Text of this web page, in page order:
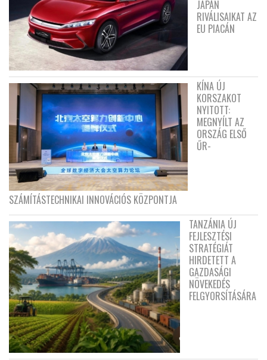
JAPÁN
RIVÁLISAIKAT AZ
EU PIACÁN
KÍNA ÚJ
KORSZAKOT
NYITOTT:
MEGNYÍLT AZ
ORSZÁG ELSŐ
ŰR-
SZÁMÍTÁSTECHNIKAI INNOVÁCIÓS KÖZPONTJA
TANZÁNIA ÚJ
FEJLESZTÉSI
STRATÉGIÁT
HIRDETETT A
GAZDASÁGI
NÖVEKEDÉS
FELGYORSÍTÁSÁRA